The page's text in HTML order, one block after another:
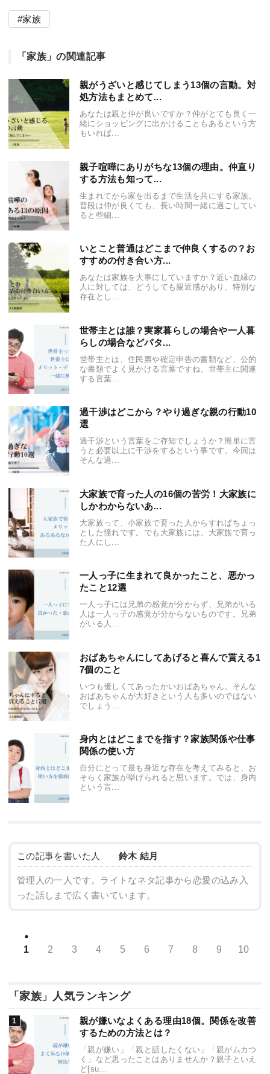
家族
「家族」の関連記事
親がうざいと感じてしまう13個の言動。対
処方法もまとめて...
あなたは親と仲が良いですか？仲がとても良く一
緒にショッピングに出かけることもあるという方
もいれば...
親子喧嘩にありがちな13個の理由。仲直り
する方法も知って...
生まれてから家を出るまで生活を共にする家族。
普段は仲が良くても、長い時間一緒に過ごしてい
ると些細...
いとこと普通はどこまで仲良くするの？お
すすめの付き合い方...
あなたは家族を大事にしていますか？近い血縁の
人に対しては、どうしても親近感があり、特別な
存在とし...
世帯主とは誰？実家暮らしの場合や一人暮
らしの場合などパタ...
世帯主とは、住民票や確定申告の書類など、公的
な書類でよく見かける言葉ですね。世帯主に関連
する言葉...
過干渉はどこから？やり過ぎな親の行動10
選
過干渉という言葉をご存知でしょうか？簡単に言
うと必要以上に干渉をするという事です。今回は
そんな過...
大家族で育った人の16個の苦労！大家族に
しかわからないあ...
大家族って、小家族で育った人からすればちょっ
とした憧れです。でも大家族には、大家族で育っ
た人にし...
一人っ子に生まれて良かったこと、悪かっ
たこと12選
一人っ子には兄弟の感覚が分からず、兄弟がいる
人は一人っ子の感覚が分からないものです。兄弟
がいる人...
おばあちゃんにしてあげると喜んで貰える1
7個のこと
いつも優しくてあったかいおばあちゃん。そんな
おばあちゃんが大好きという人も多いのではない
でしょう...
身内とはどこまでを指す？家族関係や仕事
関係の使い方
自分にとって最も身近な存在を考えてみると、お
そらく家族が挙げられると思います。では、身内
という言...
この記事を書いた人 鈴木 結月
管理人の一人です。ライトなネタ記事から恋愛の込み入
った話しまで広く書いています。
1 2 3 4 5 6 7 8 9 10
「家族」人気ランキング
親が嫌いなよくある理由18個。関係を改善
するための方法とは？
「親が嫌い」「親と話したくない」「親がムカつ
く」など思ったことはありませんか？親子といえ
ど[su...